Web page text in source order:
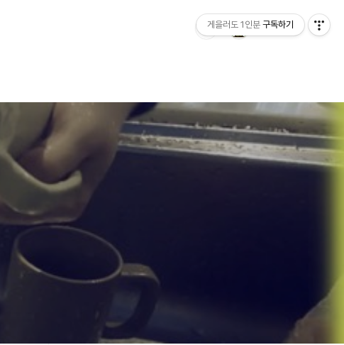
게을러도 1인분 구독하기